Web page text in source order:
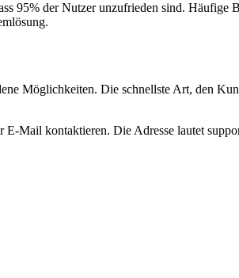
95% der Nutzer unzufrieden sind.
Möglichkeiten. Die schnellste Art, den
Mail kontaktieren. Die Adresse lautet